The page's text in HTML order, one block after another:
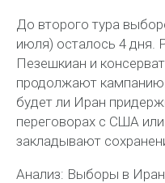
До второго тура
июля) осталось 4 дня.
Пезешкиан и
продолжают
будет ли Иран
переговорах с США
закладывают
Анализ: Выборы в